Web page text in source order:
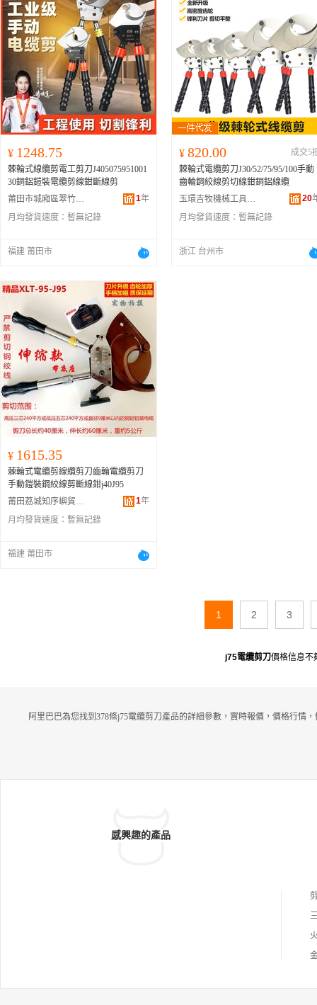
¥ 1248.75
棘輪式線纜剪電工剪刀J405075951001
30銅鋁鎧裝電纜剪線鉗斷線剪
莆田市城廂區翠竹閣商貿有限公司
1年
月均發貨速度： 暫無記錄
福建 莆田市
¥ 820.00
成交5
棘輪式電纜剪刀J30/52/75/95/100手動
齒輪鋼絞線剪切線鉗銅鋁線纜
玉環吉牧機械工具有限公司
20
月均發貨速度： 暫無記錄
浙江 台州市
¥ 1615.35
棘輪式電纜剪線纜剪刀齒輪電纜剪刀
手動鎧裝鋼絞線剪斷線鉗j40J95
莆田荔城知序嶼貿易有限公司
1年
月均發貨速度： 暫無記錄
福建 莆田市
1 2 3
j75電纜剪刀價格信息不
阿里巴巴為您找到378條j75電纜剪刀產品的詳細參數，實時報價，價格行情
感興趣的產品